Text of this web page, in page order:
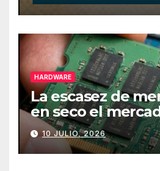
HARDWARE
La escasez de
en seco el
de PCs
10 JULIO, 2026